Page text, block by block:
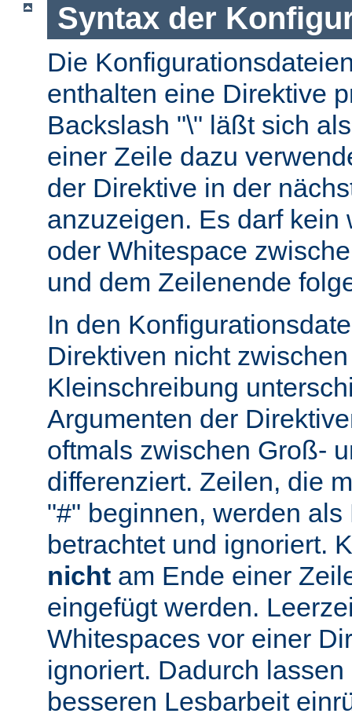
Syntax der
Die
enthalten eine Direktive
Backslash "\" läßt sich
einer Zeile dazu
der Direktive in der
anzuzeigen. Es darf kein
oder Whitespace
und dem Zeilenende
In den
Direktiven nicht
Kleinschreibung
Argumenten der
oftmals zwischen Groß-
differenziert. Zeilen, die
"#" beginnen, werden als
betrachtet und ignoriert.
nicht am Ende einer
eingefügt werden.
Whitespaces vor einer
ignoriert. Dadurch
besseren Lesbarbeit